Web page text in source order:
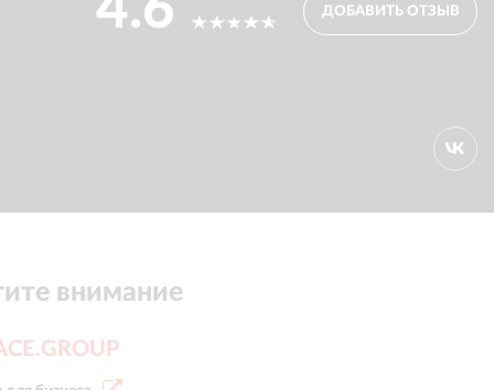
ДОБАВИТЬ ОТЗЫВ
внимание